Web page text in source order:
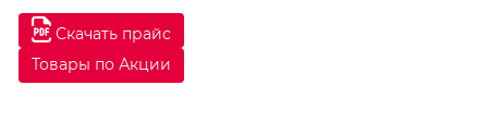
Скачать прайс
Товары по Акции